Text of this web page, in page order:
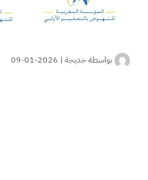
بواسطةخديجة |
2026-01-09